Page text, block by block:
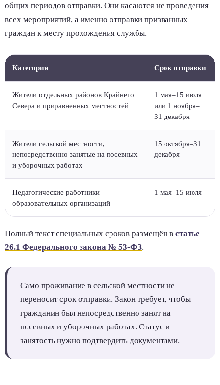
общих периодов отправки. Они касаются не проведения
всех мероприятий, а именно отправки призванных
граждан к месту прохождения службы.
Категория Срок отправки
Жители отдельных районов Крайнего
Севера и приравненных местностей
1 мая–15 июля
или 1 ноября–
31 декабря
Жители сельской местности,
непосредственно занятые на посевных
и уборочных работах
15 октября–31
декабря
Педагогические работники
образовательных организаций
1 мая–15 июля
Полный текст специальных сроков размещён в статье
26.1 Федерального закона № 53-ФЗ.
Само проживание в сельской местности не
переносит срок отправки. Закон требует, чтобы
гражданин был непосредственно занят на
посевных и уборочных работах. Статус и
занятость нужно подтвердить документами.